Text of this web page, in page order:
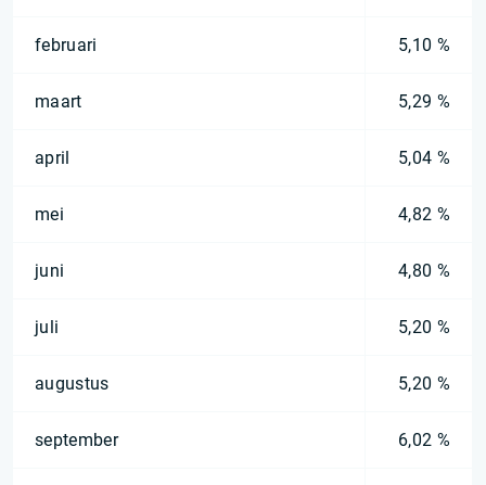
februari 5,10 %
maart 5,29 %
april 5,04 %
mei 4,82 %
juni 4,80 %
juli 5,20 %
augustus 5,20 %
september 6,02 %